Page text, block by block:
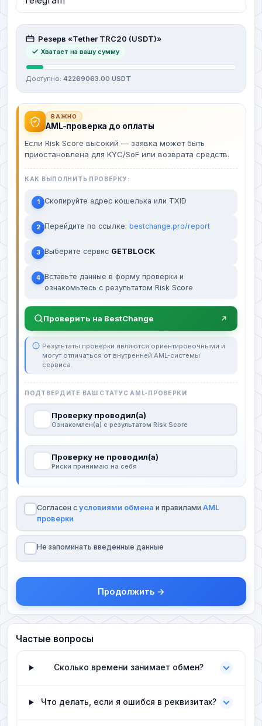
Резерв «Tether TRC20 (USDT)»
Хватает на вашу сумму
Доступно: 42269063.00 USDT
ВАЖНО
AML-проверка до оплаты
Если Risk Score высокий — заявка может быть
приостановлена для KYC/SoF или возврата средств.
КАК ВЫПОЛНИТЬ ПРОВЕРКУ:
1 Скопируйте адрес кошелька или TXID
2 Перейдите по ссылке: bestchange.pro/report
3 Выберите сервис GETBLOCK
4 Вставьте данные в форму проверки и
ознакомьтесь с результатом Risk Score
Проверить на BestChange
Результаты проверки являются ориентировочными и
могут отличаться от внутренней AML-системы
сервиса.
ПОДТВЕРДИТЕ ВАШ СТАТУС AML-ПРОВЕРКИ
Проверку проводил(а)
Ознакомлен(а) с результатом Risk Score
Проверку не проводил(а)
Риски принимаю на себя
Согласен с условиями обмена и правилами AML
проверки
Не запоминать введенные данные
Продолжить →
Частые вопросы
Сколько времени занимает обмен?
Что делать, если я ошибся в реквизитах?